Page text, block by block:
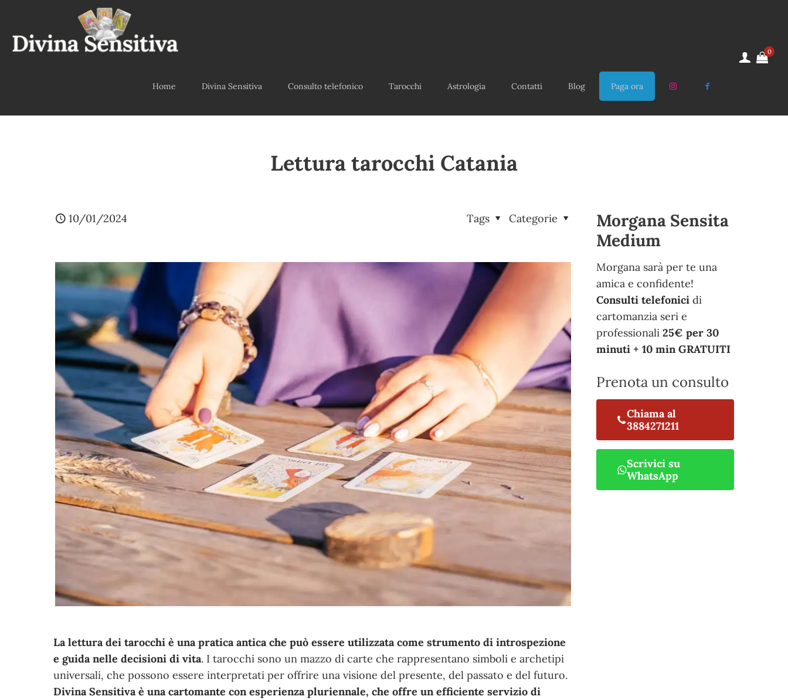
Home Divina Sensitiva Consulto telefonico Tarocchi Astrologia Contatti Blog Paga ora
0
Lettura tarocchi Catania
10/01/2024 Categorie
Tags
La lettura dei tarocchi è una pratica antica che può essere utilizzata come strumento di introspezione
e guida nelle decisioni di vita. I tarocchi sono un mazzo di carte che rappresentano simboli e archetipi
universali, che possono essere interpretati per offrire una visione del presente, del passato e del futuro.
Divina Sensitiva è una cartomante con esperienza pluriennale, che offre un efficiente servizio di
Morgana Sensita
Medium
Morgana sarà per te una
amica e confidente!
Consulti telefonici di
cartomanzia seri e
professionali 25€ per 30
minuti + 10 min GRATUITI
Prenota un consulto
Chiama al
3884271211
Scrivici su
WhatsApp